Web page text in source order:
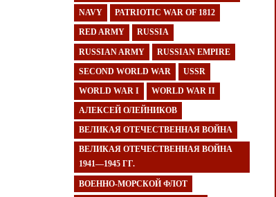
NAVY PATRIOTIC WAR OF 1812
RED ARMY RUSSIA
RUSSIAN ARMY RUSSIAN EMPIRE
SECOND WORLD WAR USSR
WORLD WAR I WORLD WAR II
АЛЕКСЕЙ ОЛЕЙНИКОВ
ВЕЛИКАЯ ОТЕЧЕСТВЕННАЯ ВОЙНА
ВЕЛИКАЯ ОТЕЧЕСТВЕННАЯ ВОЙНА
1941—1945 ГГ.
ВОЕННО-МОРСКОЙ ФЛОТ